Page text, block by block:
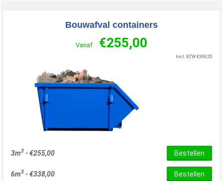
Bouwafval containers
Vanaf €255,00
Incl. BTW €308,55
3m3 -€255,00 Bestellen
6m3 -€338,00 Bestellen